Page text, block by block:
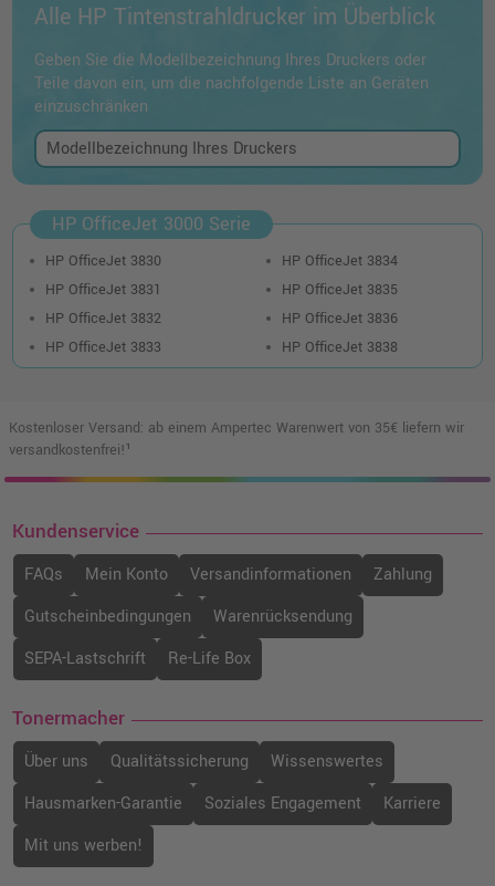
Alle HP Tintenstrahldrucker im Überblick
Geben Sie die Modellbezeichnung Ihres Druckers oder
Teile davon ein, um die nachfolgende Liste an Geräten
einzuschränken
HP OfficeJet 3000 Serie
HP OfficeJet 3830
HP OfficeJet 3831
HP OfficeJet 3832
HP OfficeJet 3833
HP OfficeJet 3834
HP OfficeJet 3835
HP OfficeJet 3836
HP OfficeJet 3838
Kostenloser Versand: ab einem Ampertec Warenwert von 35€ liefern wir
versandkostenfrei!¹
Kundenservice
FAQs Mein Konto Versandinformationen
Zahlung
Gutscheinbedingungen
Warenrücksendung
SEPA-Lastschrift
Re-Life Box
Tonermacher
Über uns Qualitätssicherung
Wissenswertes
Hausmarken-Garantie
Soziales Engagement
Karriere
Mit uns werben!